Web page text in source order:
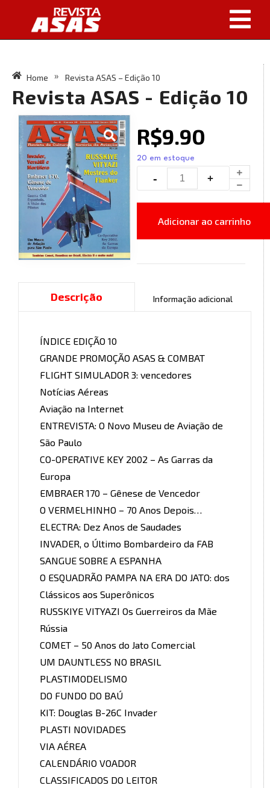
Home » Revista ASAS – Edição 10
Revista ASAS - Edição 10
R$9.90
20 em estoque
Adicionar ao carrinho
Descrição Informação adicional
ÍNDICE EDIÇÃO 10
GRANDE PROMOÇÃO ASAS & COMBAT
FLIGHT SIMULADOR 3: vencedores
Notícias Aéreas
Aviação na Internet
ENTREVISTA: O Novo Museu de Aviação de
São Paulo
CO-OPERATIVE KEY 2002 – As Garras da
Europa
EMBRAER 170 – Gênese de Vencedor
O VERMELHINHO – 70 Anos Depois…
ELECTRA: Dez Anos de Saudades
INVADER, o Último Bombardeiro da FAB
SANGUE SOBRE A ESPANHA
O ESQUADRÃO PAMPA NA ERA DO JATO: dos
Clássicos aos Superônicos
RUSSKIYE VITYAZI Os Guerreiros da Mãe
Rússia
COMET – 50 Anos do Jato Comercial
UM DAUNTLESS NO BRASIL
PLASTIMODELISMO
DO FUNDO DO BAÚ
KIT: Douglas B-26C Invader
PLASTI NOVIDADES
VIA AÉREA
CALENDÁRIO VOADOR
CLASSIFICADOS DO LEITOR